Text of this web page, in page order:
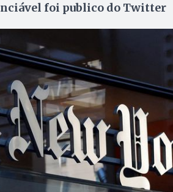
foi publico do Twitter